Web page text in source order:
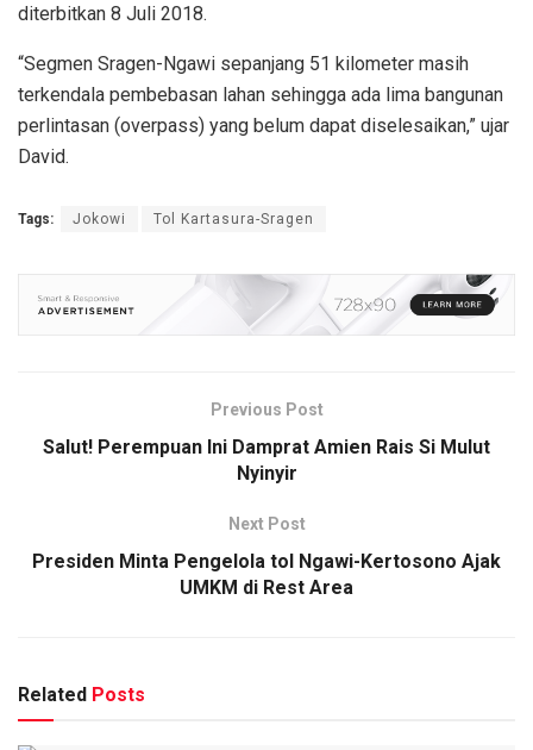
diterbitkan 8 Juli 2018.
“Segmen Sragen-Ngawi sepanjang 51 kilometer masih
terkendala pembebasan lahan sehingga ada lima bangunan
perlintasan (overpass) yang belum dapat diselesaikan,” ujar
David.
Tags: Jokowi Tol Kartasura-Sragen
Previous Post
Salut! Perempuan Ini Damprat Amien Rais Si Mulut
Nyinyir
Next Post
Presiden Minta Pengelola tol Ngawi-Kertosono Ajak
UMKM di Rest Area
Related Posts